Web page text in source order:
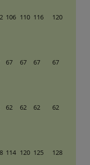
106 110 116 120
67 67 67 67
62 62 62 62
114 120 125 128